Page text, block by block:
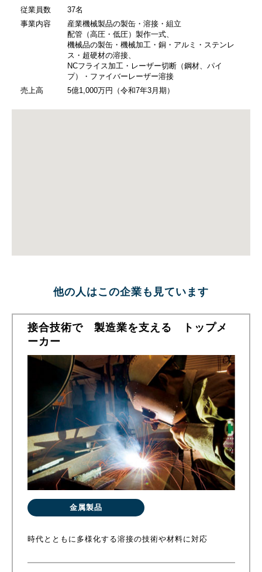
従業員数
37名
事業内容
産業機械製品の製缶・溶接・組立
配管（高圧・低圧）製作一式、
機械品の製缶・機械加工・銅・アルミ・ステンレ
ス・超硬材の溶接、
NCフライス加工・レーザー切断（鋼材、パイ
プ）・ファイバーレーザー溶接
売上高
5億1,000万円（令和7年3月期）
他の人はこの企業も見ています
接合技術で 製造業を支える トップメ
ーカー
金属製品
時代とともに多様化する溶接の技術や材料に対応